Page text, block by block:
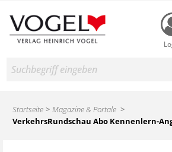
Suche
Startseite
Magazine & Portale
VerkehrsRundschau Abo Kennenlern-